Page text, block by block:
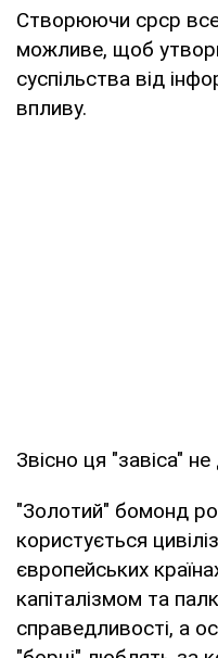
Створюючи срср
можливе, щоб
суспільства від
впливу.
Звісно ця "завіса" не
"Золотий" бомонд
користується
європейських
капіталізмом та
справедливості, а